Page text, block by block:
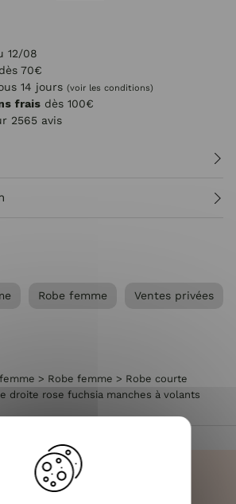
12/08
dès 70€
14 jours (voir les conditions)
frais dès 100€
2565 avis
Robe femme Ventes privées
> Robe femme > Robe courte
droite rose fuchsia manches à volants